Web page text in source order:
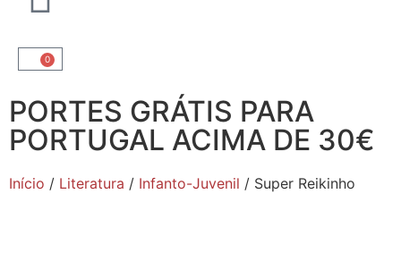
0
PORTES GRÁTIS PARA
PORTUGAL ACIMA DE 30€
Início / Literatura / Infanto-Juvenil / Super Reikinho